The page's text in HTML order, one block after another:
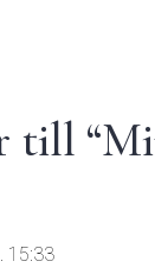
till “
15:33